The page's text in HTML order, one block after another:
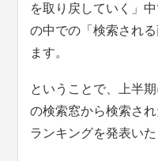
を取り戻していく」
の中での「検索され
ます。
ということで、上半
の検索窓から検索さ
ランキングを発表いた